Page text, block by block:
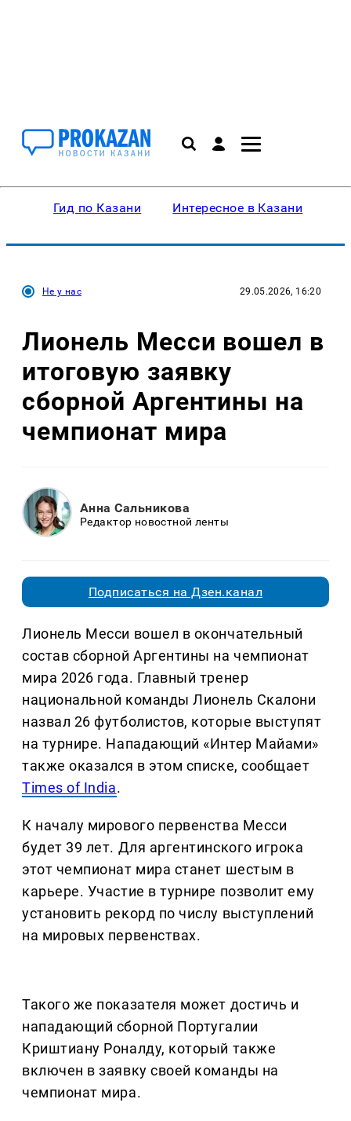
Гид по Казани Интересное в Казани
Не у нас 29.05.2026, 16:20
Лионель Месси вошел в
итоговую заявку
сборной Аргентины на
чемпионат мира
Анна Сальникова
Редактор новостной ленты
Подписаться на Дзен.канал
Лионель Месси вошел в окончательный
состав сборной Аргентины на чемпионат
мира 2026 года. Главный тренер
национальной команды Лионель Скалони
назвал 26 футболистов, которые выступят
на турнире. Нападающий «Интер Майами»
также оказался в этом списке, сообщает
Times of India.
К началу мирового первенства Месси
будет 39 лет. Для аргентинского игрока
этот чемпионат мира станет шестым в
карьере. Участие в турнире позволит ему
установить рекорд по числу выступлений
на мировых первенствах.
Такого же показателя может достичь и
нападающий сборной Португалии
Криштиану Роналду, который также
включен в заявку своей команды на
чемпионат мира.